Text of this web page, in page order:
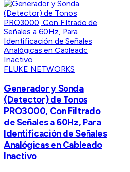
FLUKE NETWORKS
Generador y Sonda
(Detector) de Tonos
PRO3000, Con Filtrado
de Señales a 60Hz, Para
Identificación de Señales
Analógicas en Cableado
Inactivo